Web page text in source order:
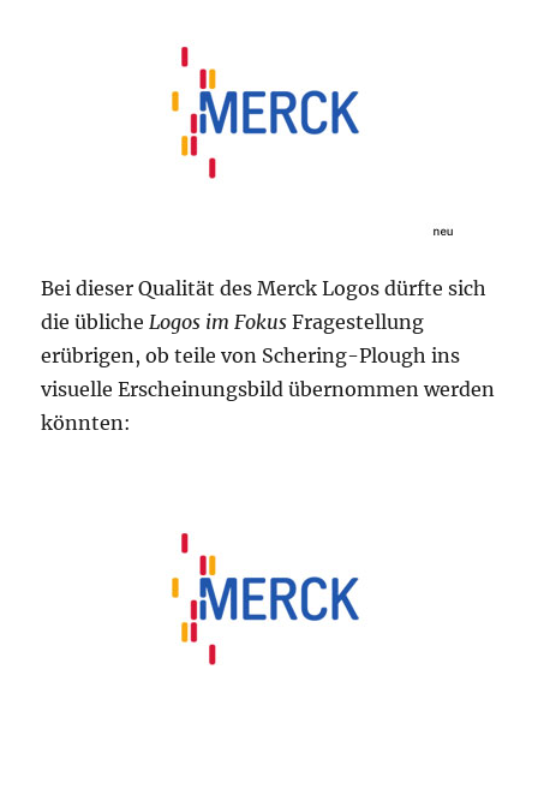
Bei dieser Qualität des Merck Logos dürfte sich
die üblicheLogos im Fokus Fragestellung
erübrigen, ob teile von Schering-Plough ins
visuelle Erscheinungsbild übernommen werden
könnten: